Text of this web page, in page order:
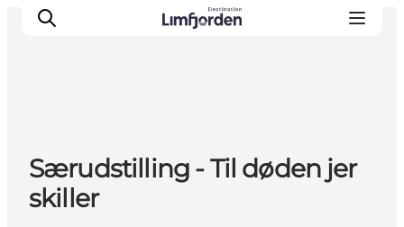
Særudstilling - Til døden jer
skiller